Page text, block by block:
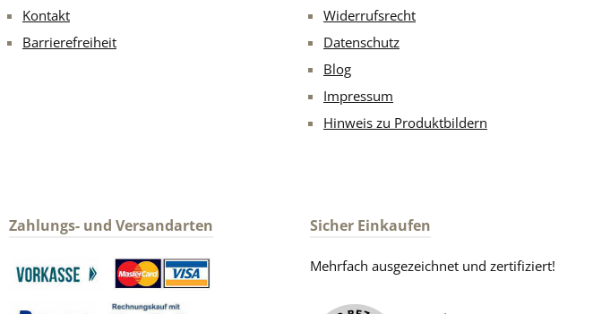
Kontakt
Barrierefreiheit
Widerrufsrecht
Datenschutz
Blog
Impressum
Hinweis zu Produktbildern
Zahlungs- und Versandarten
Benutzerdefiniertes Bild 1Benutzerdefiniertes Bild 2
Sicher Einkaufen
Mehrfach ausgezeichnet und zertifiziert!